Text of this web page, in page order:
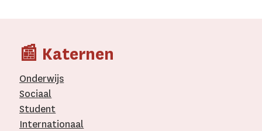
📰 Katernen
Onderwijs
Sociaal
Student
Internationaal­